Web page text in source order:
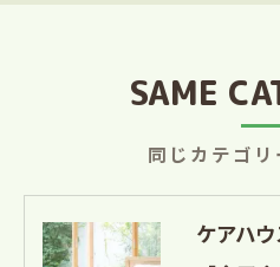
同じカテゴ
SAME
ケアハ